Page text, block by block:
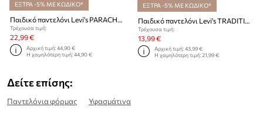
ΕΞΤΡΑ -5% ΜΕ ΚΩΔΙΚΟ*
Παιδικό παντελόνι Levi's PARACHUTE CARGO PANTS
Τρέχουσα τιμή:
22,99 €
Αρχική τιμή:44,90 €
Η χαμηλότερη τιμή:44,90 €
ΕΞΤΡΑ -5% ΜΕ ΚΩΔΙΚΟ*
Τρέχουσα τιμή:
13,99 €
Αρχική τιμή:43,99 €
Η χαμηλότερη τιμή:21,99 €
Δείτε επίσης:
Παντελόνια φόρμας Υφασμάτινα